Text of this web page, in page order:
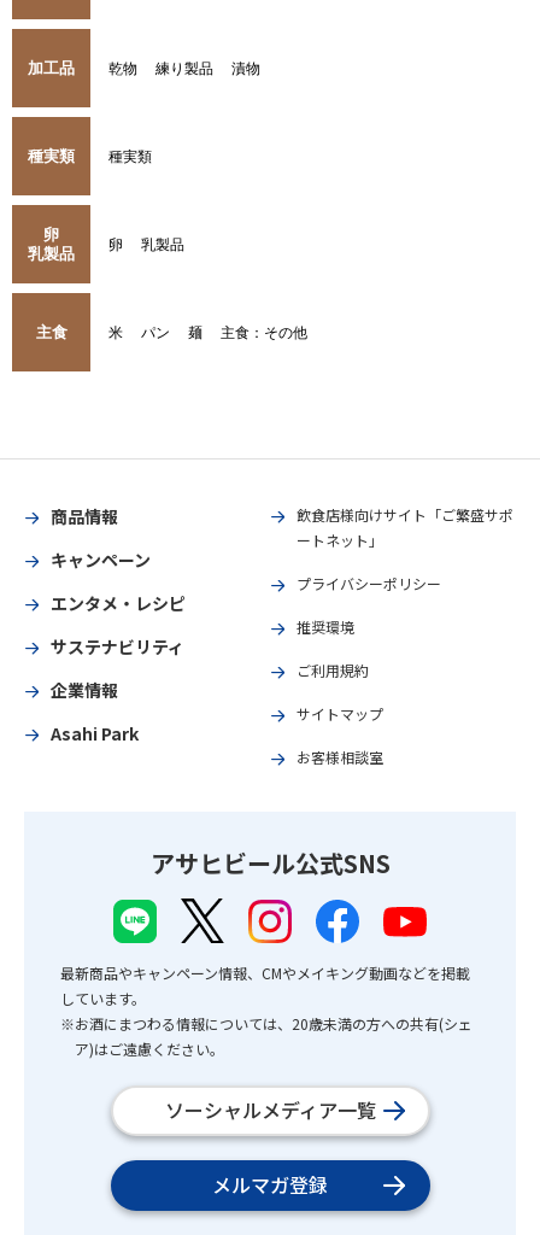
加工品 乾物 練り製品 漬物
種実類 種実類
卵
乳製品
卵 乳製品
主食 米 パン 麺 主食：その他
商品情報
キャンペーン
エンタメ・レシピ
サステナビリティ
企業情報
Asahi Park
飲食店様向けサイト「ご繁盛サポ
ートネット」
プライバシーポリシー
推奨環境
ご利用規約
サイトマップ
お客様相談室
アサヒビール公式SNS
最新商品やキャンペーン情報、CMやメイキング動画などを掲載
しています。
※お酒にまつわる情報については、20歳未満の方への共有(シェ
ア)はご遠慮ください。
ソーシャルメディア一覧
メルマガ登録